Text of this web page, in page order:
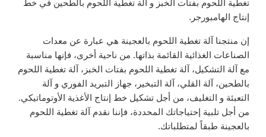
تغطية اللحوم بفتات الخبز و آلة تغطية اللحوم بالطحين في خط
إنتاج الهامبورجر.
إن منتجنا آلة تغطية اللحوم بالعجينة هي عبارة عن معدات
الصناعات الغذائية القائمة بذاتها. من ناحية أخرى، فإنها مناسبة
مع آلة التشكيل، آلة تغطية اللحوم بفتات الخبز، آلة تغطية اللحوم
بالطحين، آلة القلي، آلة التبخير، جهاز التبريد الفوري و آلة
التعبئة و التغليف، من أجل تشكيل خط إنتاج الأغذية الأوتوماتيكي.
من أجل تلبية إحتياجاتك المحددة، فإننا نقدم آلة تغطية اللحوم
بالعجينة طبقاً لمتطلباتك.